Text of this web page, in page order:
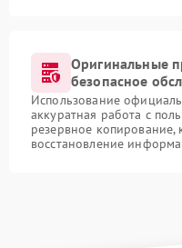
Оригинальные
безопасное
Использование
аккуратная работа с
резервное
восстановление